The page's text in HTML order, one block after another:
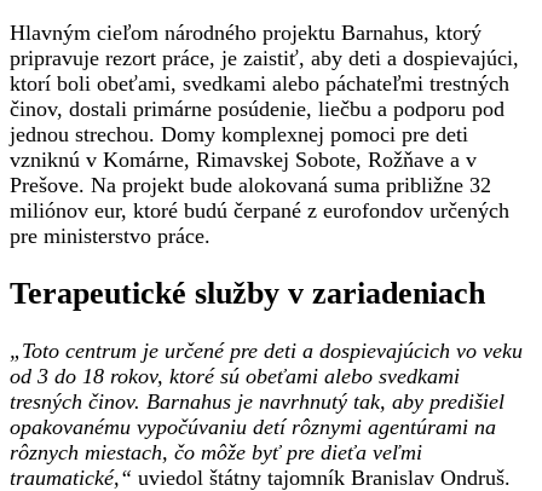
Hlavným cieľom národného projektu Barnahus, ktorý
pripravuje rezort práce, je zaistiť, aby deti a dospievajúci,
ktorí boli obeťami, svedkami alebo páchateľmi trestných
činov, dostali primárne posúdenie, liečbu a podporu pod
jednou strechou. Domy komplexnej pomoci pre deti
vzniknú v Komárne, Rimavskej Sobote, Rožňave a v
Prešove. Na projekt bude alokovaná suma približne 32
miliónov eur, ktoré budú čerpané z eurofondov určených
pre ministerstvo práce.
Terapeutické služby v zariadeniach
„Toto centrum je určené pre deti a dospievajúcich vo veku
od 3 do 18 rokov, ktoré sú obeťami alebo svedkami
tresných činov. Barnahus je navrhnutý tak, aby predišiel
opakovanému vypočúvaniu detí rôznymi agentúrami na
rôznych miestach, čo môže byť pre dieťa veľmi
traumatické,“ uviedol štátny tajomník Branislav Ondruš.